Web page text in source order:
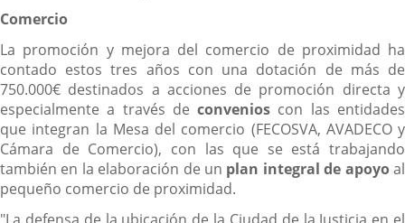
Comercio
La promoción y mejora del comercio de proximidad ha
contado estos tres años con una dotación de más de
750.000€ destinados a acciones de promoción directa y
especialmente a través deconvenios con las entidades
que integran la Mesa del comercio (FECOSVA, AVADECO y
Cámara de Comercio), con las que se está trabajando
también en la elaboración de un plan integral de apoyoal
pequeño comercio de proximidad.